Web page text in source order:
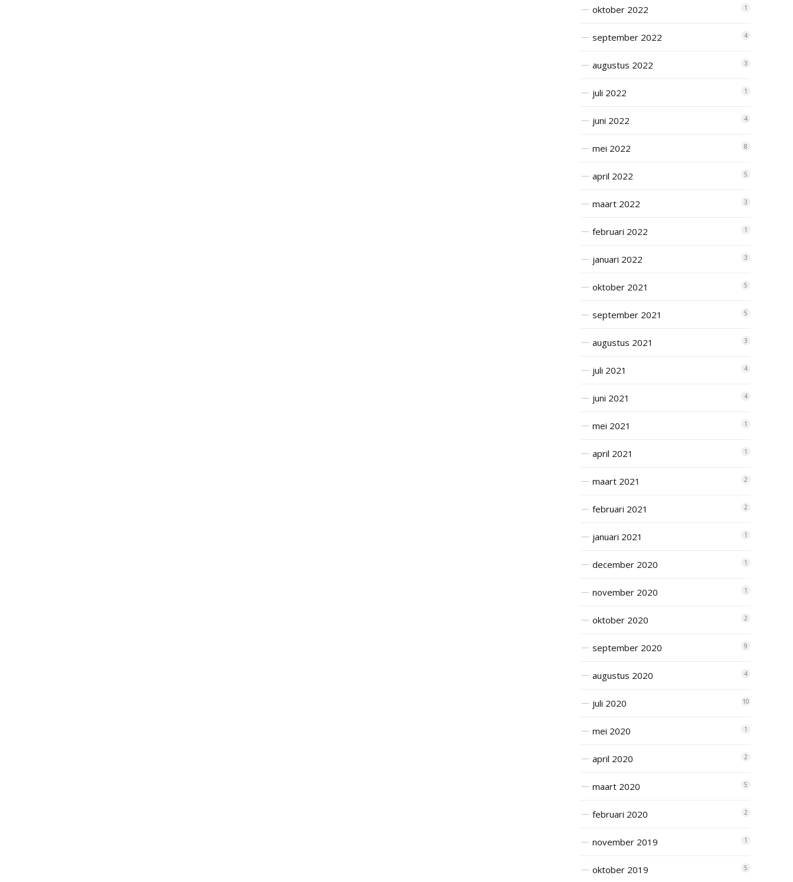
oktober 2022 1
september 2022 4
augustus 2022 3
juli 2022 1
juni 2022 4
mei 2022 8
april 2022 5
maart 2022 3
februari 2022 1
januari 2022 3
oktober 2021 5
september 2021 5
augustus 2021 3
juli 2021 4
juni 2021 4
mei 2021 1
april 2021 1
maart 2021 2
februari 2021 2
januari 2021 1
december 2020 1
november 2020 1
oktober 2020 2
september 2020 9
augustus 2020 4
juli 2020 10
mei 2020 1
april 2020 2
maart 2020 5
februari 2020 2
november 2019 1
oktober 2019 5